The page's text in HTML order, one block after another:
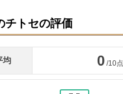
チトセの評価